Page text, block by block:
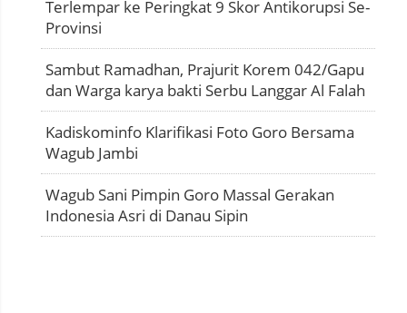
Terlempar ke Peringkat 9 Skor Antikorupsi Se-
Provinsi
Sambut Ramadhan, Prajurit Korem 042/Gapu
dan Warga karya bakti Serbu Langgar Al Falah
Kadiskominfo Klarifikasi Foto Goro Bersama
Wagub Jambi
Wagub Sani Pimpin Goro Massal Gerakan
Indonesia Asri di Danau Sipin